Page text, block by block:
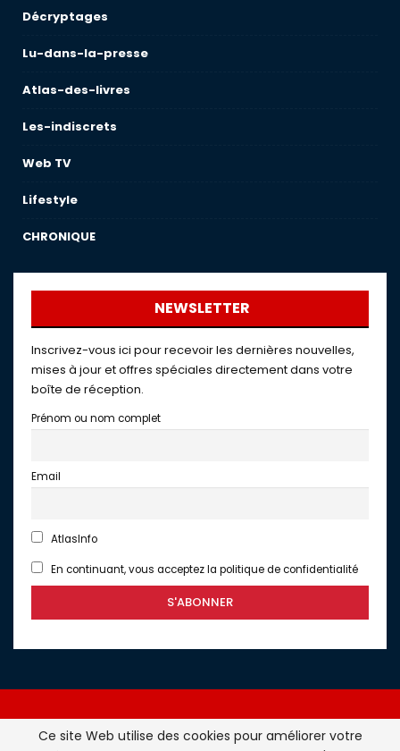
Décryptages
Lu-dans-la-presse
Atlas-des-livres
Les-indiscrets
Web TV
Lifestyle
CHRONIQUE
NEWSLETTER
Inscrivez-vous ici pour recevoir les dernières nouvelles,
mises à jour et offres spéciales directement dans votre
boîte de réception.
Prénom ou nom complet
Email
AtlasInfo
En continuant, vous acceptez la politique de confidentialité
Ce site Web utilise des cookies pour améliorer votre